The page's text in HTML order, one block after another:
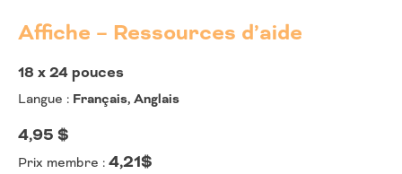
Affiche – Ressources d’aide
18 x 24 pouces
Langue : Français, Anglais
4,95 $
Prix membre : 4,21$